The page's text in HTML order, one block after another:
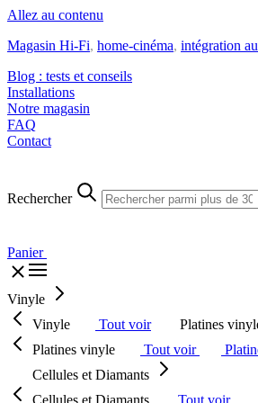
Allez au contenu
Magasin Hi-Fi, home-cinéma, intégration
Blog : tests et conseils
Installations
Notre magasin
FAQ
Contact
Rechercher
Panier
Vinyle
Vinyle
Tout voir
Platines
Platines vinyle
Tout voir
Cellules et Diamants
Cellules et Diamants
Tout voir